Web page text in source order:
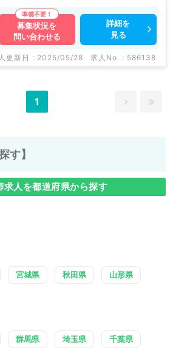
募集状況を
問い合わせる
詳細を
見る
更新日 : 2025/05/28 求人No. : 586138
1
す】
求人を都道府県から探す
宮城県 秋田県 山形県
群馬県 埼玉県 千葉県